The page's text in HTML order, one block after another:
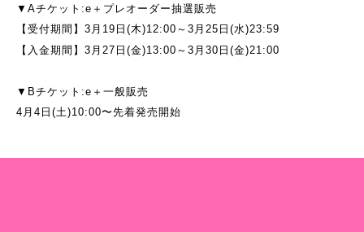
▼Aチケット:e＋プレオーダー抽選販売
【受付期間】3月19日(木)12:00～3月25日(水)23:59
【入金期間】3月27日(金)13:00～3月30日(金)21:00
▼Bチケット:e＋一般販売
4月4日(土)10:00〜先着発売開始